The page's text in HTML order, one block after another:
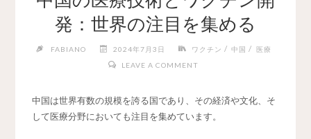
発：世界の注目を集める
FABIANO 2024年7月3日 ワクチン / 中国 / 医療
LEAVE A COMMENT
中国は世界有数の規模を誇る国であり、その経済や文化、そ
して医療分野においても注目を集めています。